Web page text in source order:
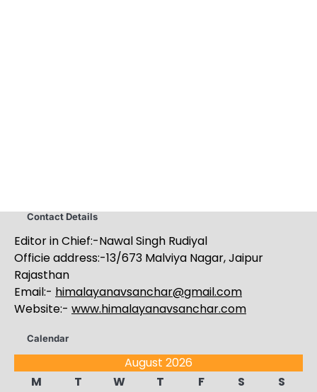
Contact Details
Editor in Chief:-Nawal Singh Rudiyal
Officie address:-13/673 Malviya Nagar, Jaipur
Rajasthan
Email:- himalayanavsanchar@gmail.com
Website:- www.himalayanavsanchar.com
Calendar
August 2026
M
T W T F S
S